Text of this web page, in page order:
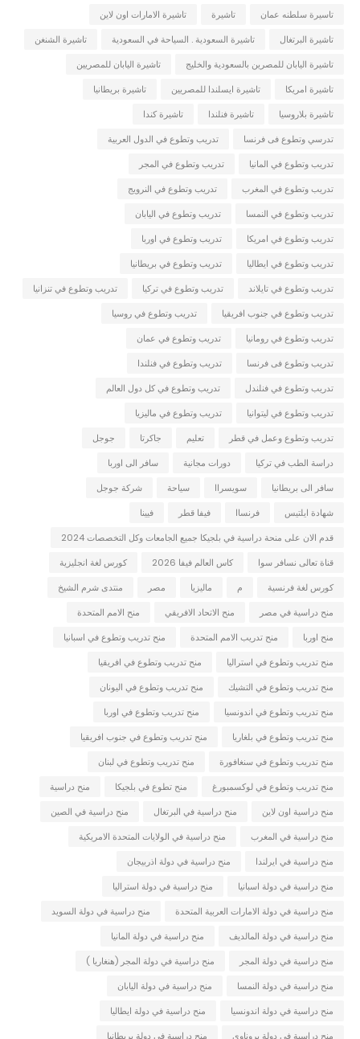
تاسيرة سلطنه عمان
تاشيرة
تاشيرة الامارات اون لاين
تاشيرة البرتغال
تاشيرة السعودية . السياحة في السعودية
تاشيرة الشنغن
تاشيرة اليابان للمصرين بالسعودية والخليج
تاشيرة اليابان للمصريين
تاشيرة امريكا
تاشيرة ايسلندا للمصريين
تاشيرة بريطانيا
تاشيرة بلاروسيا
تاشيرة فنلندا
تاشيرة كندا
تدرسي وتطوع فى فرنسا
تدريب وتطوع في الدول العربية
تدريب وتطوع في المانيا
تدريب وتطوع في المجر
تدريب وتطوع في المغرب
تدريب وتطوع في النرويج
تدريب وتطوع في النمسا
تدريب وتطوع في اليابان
تدريب وتطوع في امريكا
تدريب وتطوع في اوربا
تدريب وتطوع في ايطاليا
تدريب وتطوع في بريطانيا
تدريب وتطوع في تايلاند
تدريب وتطوع في تركيا
تدريب وتطوع في تنزانيا
تدريب وتطوع في جنوب افريقيا
تدريب وتطوع في روسيا
تدريب وتطوع في رومانيا
تدريب وتطوع في عمان
تدريب وتطوع فى فرنسا
تدريب وتطوع في فنلندا
تدريب وتطوع في فنلندل
تدريب وتطوع في كل دول العالم
تدريب وتطوع في ليتوانيا
تدريب وتطوع في ماليزيا
تدريب وتطوع وعمل في قطر
تعليم جاكرتا
جوجل
دراسة الطب في تركيا
دورات مجانية
سافر الى اوربا
سافر الى بريطانيا
سويسراا سياحة
شركة جوجل
شهادة ايلتيس
فرنساا فيفا قطر
فيينا
قدم الان على منحة دراسية في بلجيكا جميع الجامعات وكل التخصصات 2024
قناة تعالى نسافر سوا
كاس العالم فيفا 2026
كورس لغة انجليزية
كورس لغة فرنسية
م ماليزيا مصر
منتدى شرم الشيخ
منح دراسية في مصر
منح الاتحاد الافريقي
منح الامم المتحدة
منح اوربا
منح تدريب الامم المتحدة
منح تدريب وتطوع في اسبانيا
منح تدريب وتطوع في استراليا
منح تدريب وتطوع في افريقيا
منح تدريب وتطوع في التشيك
منح تدريب وتطوع في اليونان
منح تدريب وتطوع في اندونسيا
منح تدريب وتطوع في اوربا
منح تدريب وتطوع في بلغاريا
منح تدريب وتطوع في جنوب افريقيا
منح تدريب وتطوع في سنغافورة
منح تدريب وتطوع في لبنان
منح تدريب وتطوع في لوكسمبورغ
منح تطوع في بلجيكا
منح دراسية
منح دراسية اون لاين
منح دراسية في البرتغال
منح دراسية في الصين
منح دراسية في المغرب
منح دراسية في الولايات المتحدة الامريكية
منح دراسية في ايرلندا
منح دراسية في دولة اذربيجان
منح دراسية في دولة اسبانيا
منح دراسية في دولة استراليا
منح دراسية في دولة الامارات العربية المتحدة
منح دراسية في دولة السويد
منح دراسية في دولة المالديف
منح دراسية في دولة المانيا
منح دراسية في دولة المجر
منح دراسية في دولة المجر (هنغاريا )
منح دراسية في دولة النمسا
منح دراسية في دولة اليابان
منح دراسية في دولة اندونسيا
منح دراسية في دولة ايطاليا
منح دراسية في دولة بروناوي
منح دراسية في دولة بريطانيا